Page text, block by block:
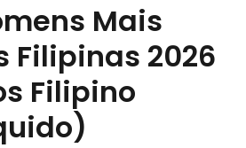
Mais
Filipinas 2026
Filipino